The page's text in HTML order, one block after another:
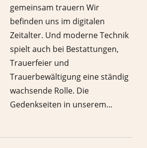
gemeinsam trauern Wir
befinden uns im digitalen
Zeitalter. Und moderne Technik
spielt auch bei Bestattungen,
Trauerfeier und
Trauerbewältigung eine ständig
wachsende Rolle. Die
Gedenkseiten in unserem…